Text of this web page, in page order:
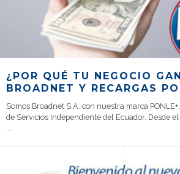
¿POR QUÉ TU NEGOCIO
BROADNET Y RECARGAS
Somos Broadnet S.A. con nuestra marca
de Servicios Independiente del Ecuador. Desde